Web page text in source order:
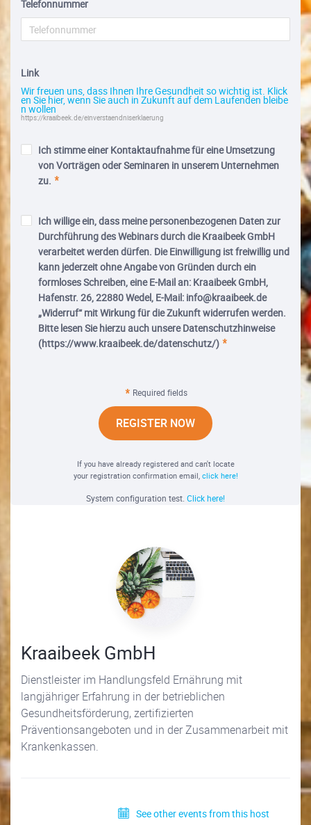
Telefonnummer
Link
Wir freuen uns, dass Ihnen Ihre Gesundheit so wichtig ist. Klick
en Sie hier, wenn Sie auch in Zukunft auf dem Laufenden bleibe
n wollen
https://kraaibeek.de/einverstaendniserklaerung
Ich stimme einer Kontaktaufnahme für eine Umsetzung
von Vorträgen oder Seminaren in unserem Unternehmen
zu.
Ich willige ein, dass meine personenbezogenen Daten zur
Durchführung des Webinars durch die Kraaibeek GmbH
verarbeitet werden dürfen. Die Einwilligung ist freiwillig und
kann jederzeit ohne Angabe von Gründen durch ein
formloses Schreiben, eine E-Mail an: Kraaibeek GmbH,
Hafenstr. 26, 22880 Wedel, E-Mail: info@kraaibeek.de
„Widerruf“ mit Wirkung für die Zukunft widerrufen werden.
Bitte lesen Sie hierzu auch unsere Datenschutzhinweise
(https://www.kraaibeek.de/datenschutz/)
Required fields
REGISTER NOW
If you have already registered and can't locate
your registration confirmation email, click here!
System configuration test. Click here!
Kraaibeek GmbH
Dienstleister im Handlungsfeld Ernährung mit
langjähriger Erfahrung in der betrieblichen
Gesundheitsförderung, zertifizierten
Präventionsangeboten und in der Zusammenarbeit mit
Krankenkassen.
See other events from this host